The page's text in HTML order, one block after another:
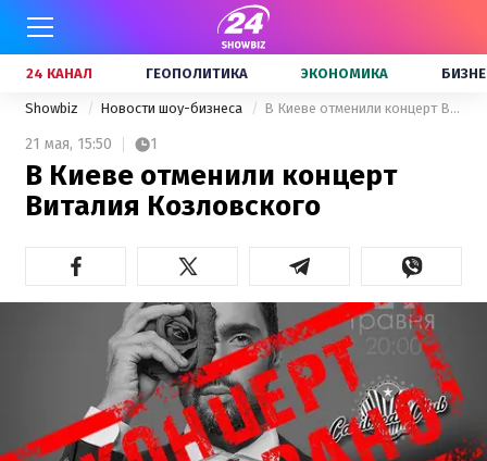
24 КАНАЛ ГЕОПОЛИТИКА ЭКОНОМИКА
Showbiz Новости шоу-бизнеса В Киеве отменили концерт Виталия Козловского
21 мая, 15:50 1
В Киеве отменили концерт
Виталия Козловского